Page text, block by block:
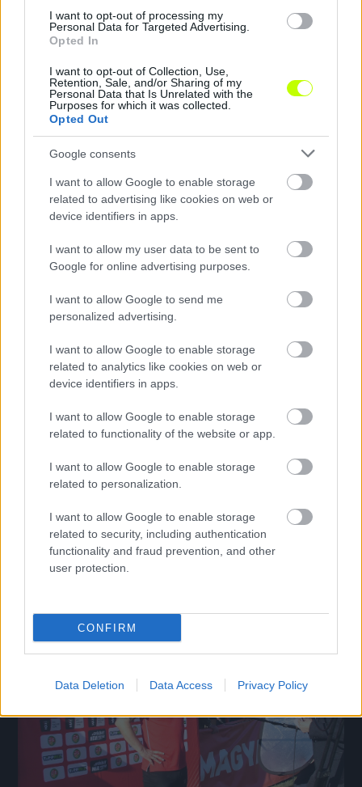
I want to opt-out of processing my
Personal Data for Targeted Advertising.
Opted In
I want to opt-out of Collection, Use,
Retention, Sale, and/or Sharing of my
Personal Data that Is Unrelated with the
Purposes for which it was collected.
Opted Out
Google consents
I want to allow Google to enable storage
related to advertising like cookies on web or
device identifiers in apps.
I want to allow my user data to be sent to
Google for online advertising purposes.
I want to allow Google to send me
personalized advertising.
I want to allow Google to enable storage
related to analytics like cookies on web or
device identifiers in apps.
I want to allow Google to enable storage
related to functionality of the website or app.
I want to allow Google to enable storage
related to personalization.
I want to allow Google to enable storage
related to security, including authentication
functionality and fraud prevention, and other
user protection.
CONFIRM
Data Deletion Data Access Privacy Policy
NB III: egzotikus helyről érkezik a III. Kerület új
igazolása
A Monor házi gólkirálya, egy NB II-es tapasztalattal rendelkező belső
folytatja pályafutását.
Hírek
NB III-as budapesti csapattól igazolt az NB I-be törő
Kecskemét
Pálvölgyi Patrik próbajátékról került a kecskeméti keretbe.